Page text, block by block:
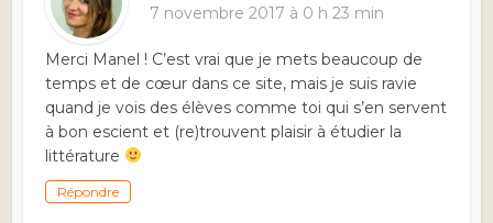
7 novembre 2017 à 0 h 23 min
Merci Manel ! C’est vrai que je mets beaucoup de
temps et de cœur dans ce site, mais je suis ravie
quand je vois des élèves comme toi qui s’en servent
à bon escient et (re)trouvent plaisir à étudier la
littérature
Répondre